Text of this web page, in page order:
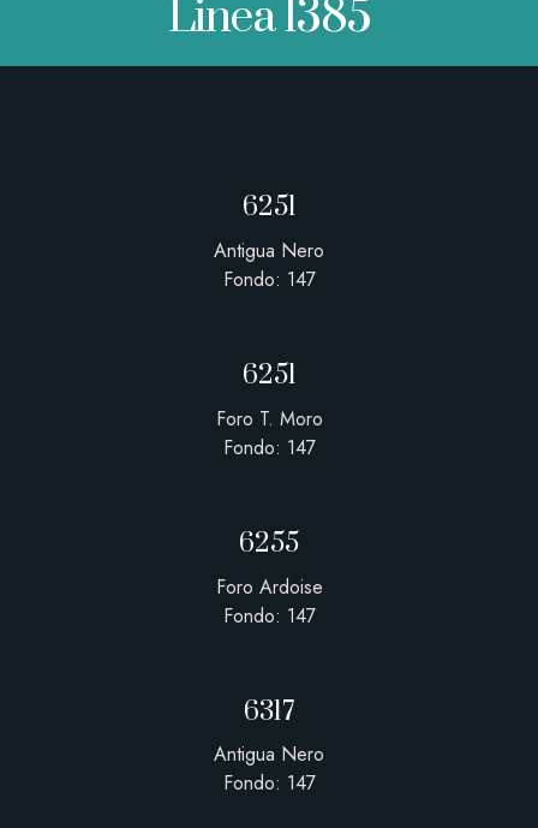
Linea 1385
6251
Antigua Nero
Fondo: 147
6251
Foro T. Moro
Fondo: 147
6255
Foro Ardoise
Fondo: 147
6317
Antigua Nero
Fondo: 147